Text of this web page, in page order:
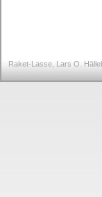
Raket-Lasse, Lars O.